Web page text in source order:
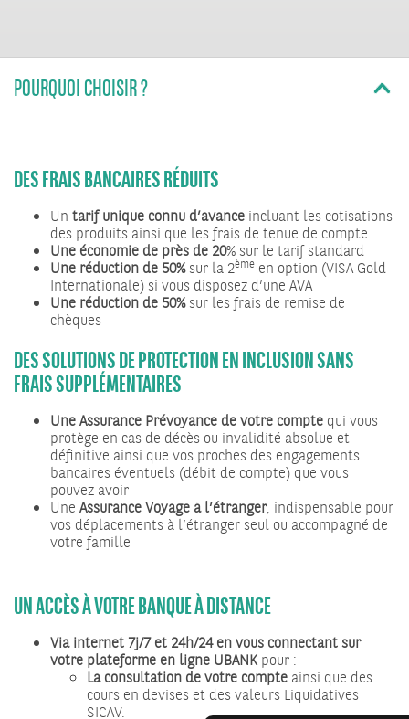
POURQUOI CHOISIR ?
DES FRAIS BANCAIRES RÉDUITS
Un tarif unique connu d’avance incluant les cotisations
des produits ainsi que les frais de tenue de compte
Une économie de près de 20% sur le tarif standard
Une réduction de 50%sur la 2ème en option (VISA Gold
Internationale) si vous disposez d’une AVA
Une réduction de 50%sur les frais de remise de
chèques
DES SOLUTIONS DE PROTECTION EN INCLUSION SANS
FRAIS SUPPLÉMENTAIRES
Une Assurance Prévoyance de votre compte qui vous
protège en cas de décès ou invalidité absolue et
définitive ainsi que vos proches des engagements
bancaires éventuels (débit de compte) que vous
pouvez avoir
Une Assurance Voyage à l’étranger, indispensable pour
vos déplacements à l’étranger seul ou accompagné de
votre famille
UN ACCÈS À VOTRE BANQUE À DISTANCE
Via internet 7j/7 et 24h/24 en vous connectant sur
votre plateforme en ligne UBANK pour :
La consultation de votre compte ainsi que des
cours en devises et des valeurs Liquidatives
SICAV.